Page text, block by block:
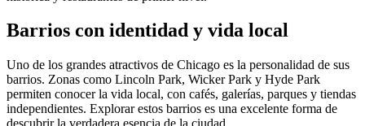
Barrios con identidad y vida local
Uno de los grandes atractivos de Chicago es la personalidad de sus
barrios. Zonas como Lincoln Park, Wicker Park y Hyde Park
permiten conocer la vida local, con cafés, galerías, parques y tiendas
independientes. Explorar estos barrios es una excelente forma de